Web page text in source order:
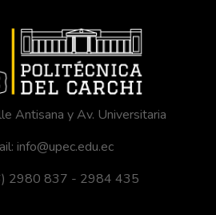
Antisana y Av. Universitaria
info@upec.edu.ec
2980 837 - 2984 435